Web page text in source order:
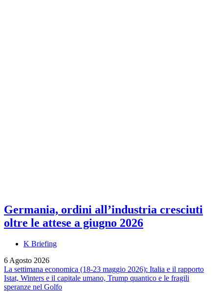
Germania, ordini all’industria cresciuti
oltre le attese a giugno 2026
K Briefing
6 Agosto 2026
La settimana economica (18-23 maggio 2026): Italia e il rapporto
Istat, Winters e il capitale umano, Trump quantico e le fragili
speranze nel Golfo